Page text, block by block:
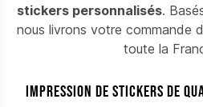
stickers personnalisés.
nous livrons votre commande
toute la
Impression de stickers de